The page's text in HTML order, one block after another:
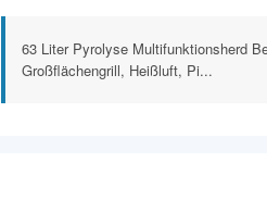
63 Liter Pyrolyse Multifunktionsherd
Großflächengrill, Heißluft, Pi...